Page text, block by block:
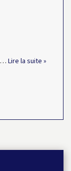
… Lire la suite »